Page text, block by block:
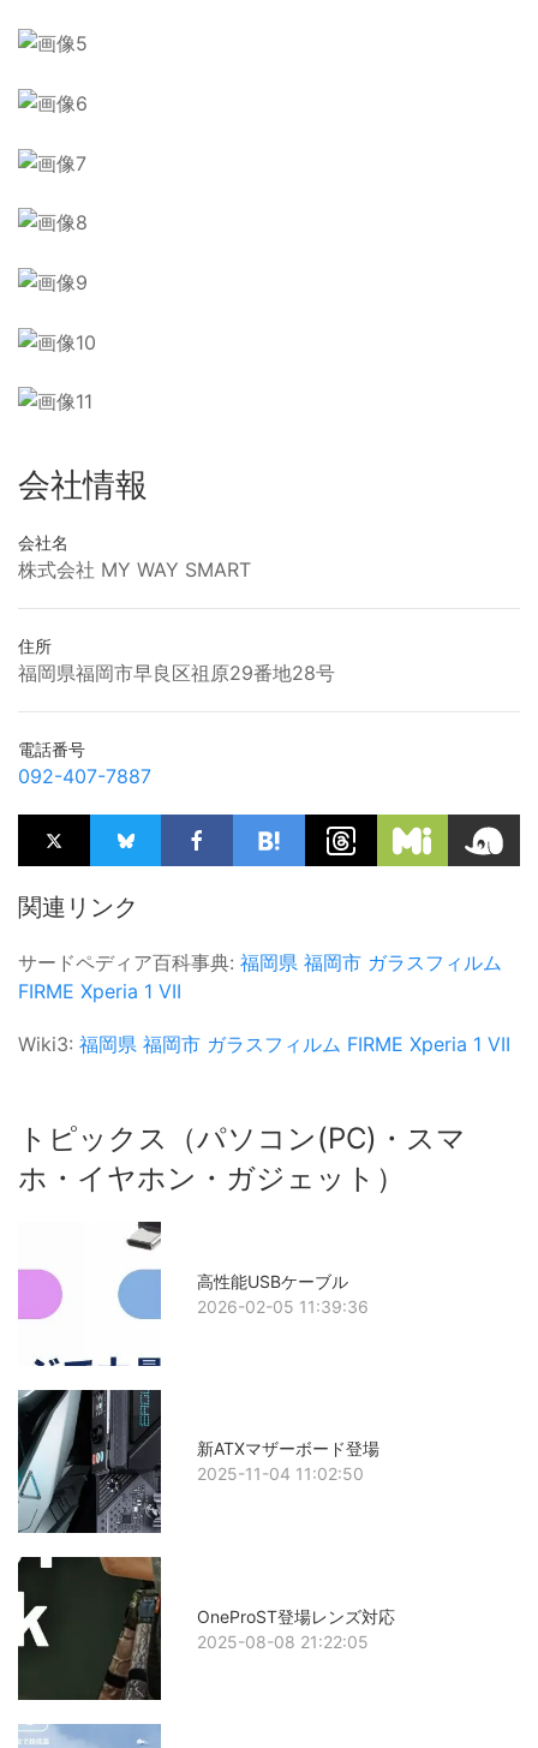
会社情報
会社名
株式会社 MY WAY SMART
住所
福岡県福岡市早良区祖原29番地28号
電話番号
092-407-7887
関連リンク
サードペディア百科事典: 福岡県 福岡市 ガラスフィルム
FIRME Xperia 1 VII
Wiki3: 福岡県 福岡市 ガラスフィルム FIRME Xperia 1 VII
トピックス（パソコン(PC)・スマ
ホ・イヤホン・ガジェット）
高性能USBケーブル
2026-02-05 11:39:36
新ATXマザーボード登場
2025-11-04 11:02:50
OneProST登場レンズ対応
2025-08-08 21:22:05